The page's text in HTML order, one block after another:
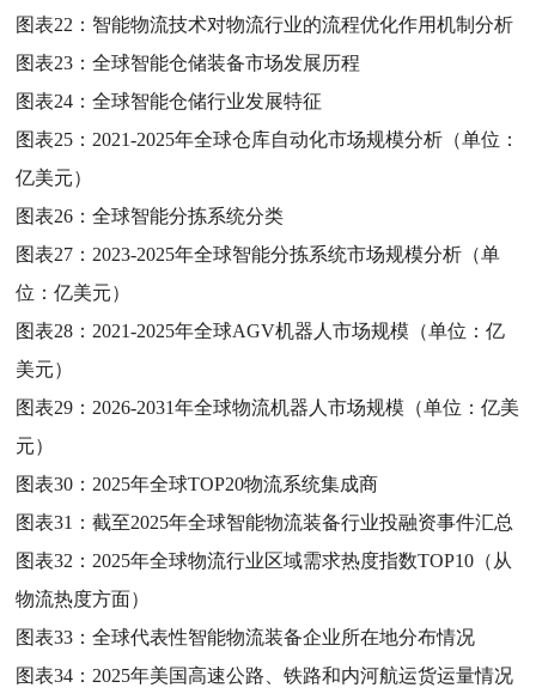
图表22： 智能物流技术对物流行业的流程优化作用机制分析
图表23：全球智能仓储装备市场发展历程
图表24：全球智能仓储行业发展特征
图表25： 2021-2025年全球仓库自动化市场规模分析（单位：
亿美元）
图表26：全球智能分拣系统分类
图表27： 2023-2025年全球智能分拣系统市场规模分析（单
位：亿美元）
图表28： 2021-2025年全球AGV机器人市场规模（单位：亿
美元）
图表29： 2026-2031年全球物流机器人市场规模（单位：亿美
元）
图表30： 2025年全球TOP20物流系统集成商
图表31：截至2025年全球智能物流装备行业投融资事件汇总
图表32： 2025年全球物流行业区域需求热度指数TOP10（从
物流热度方面）
图表33：全球代表性智能物流装备企业所在地分布情况
图表34： 2025年美国高速公路、铁路和内河航运货运量情况